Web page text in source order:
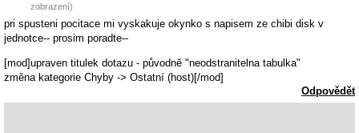
zobrazení)
pri spusteni pocitace mi vyskakuje okynko s napisem ze chibi disk v
jednotce-- prosim poradte--
[mod]upraven titulek dotazu - původně "neodstranitelna tabulka"
změna kategorie Chyby -> Ostatní (host)[/mod]
Odpovědět